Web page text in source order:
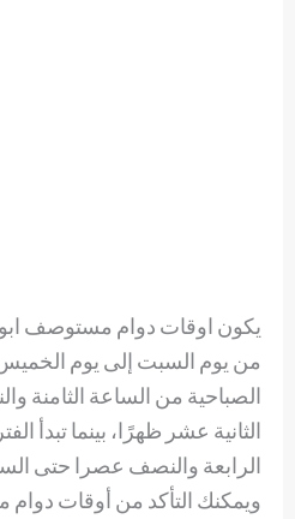
يكون اوقات دوام مستوصف
من يوم السبت إلى يوم
الصباحية من الساعة الثامنة
الثانية عشر ظهرًا، بينما تبدأ
الرابعة والنصف عصرا حتى
ويمكنك التأكد من أوقات دوام